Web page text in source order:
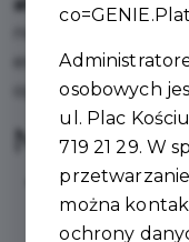
estetyczne
ogrody w
Nasza
Altany
nowoczesne,
osobowych
ul. Plac
719 21 29. W
można
ochrony